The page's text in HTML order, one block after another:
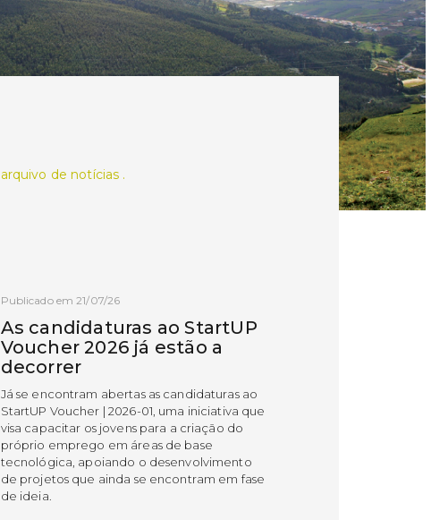
arquivo de notícias .
Publicado em 21/07/26
As candidaturas ao StartUP
Voucher 2026 já estão a
decorrer
Já se encontram abertas as candidaturas ao
StartUP Voucher | 2026-01, uma iniciativa que
visa capacitar os jovens para a criação do
próprio emprego em áreas de base
tecnológica, apoiando o desenvolvimento
de projetos que ainda se encontram em fase
de ideia.